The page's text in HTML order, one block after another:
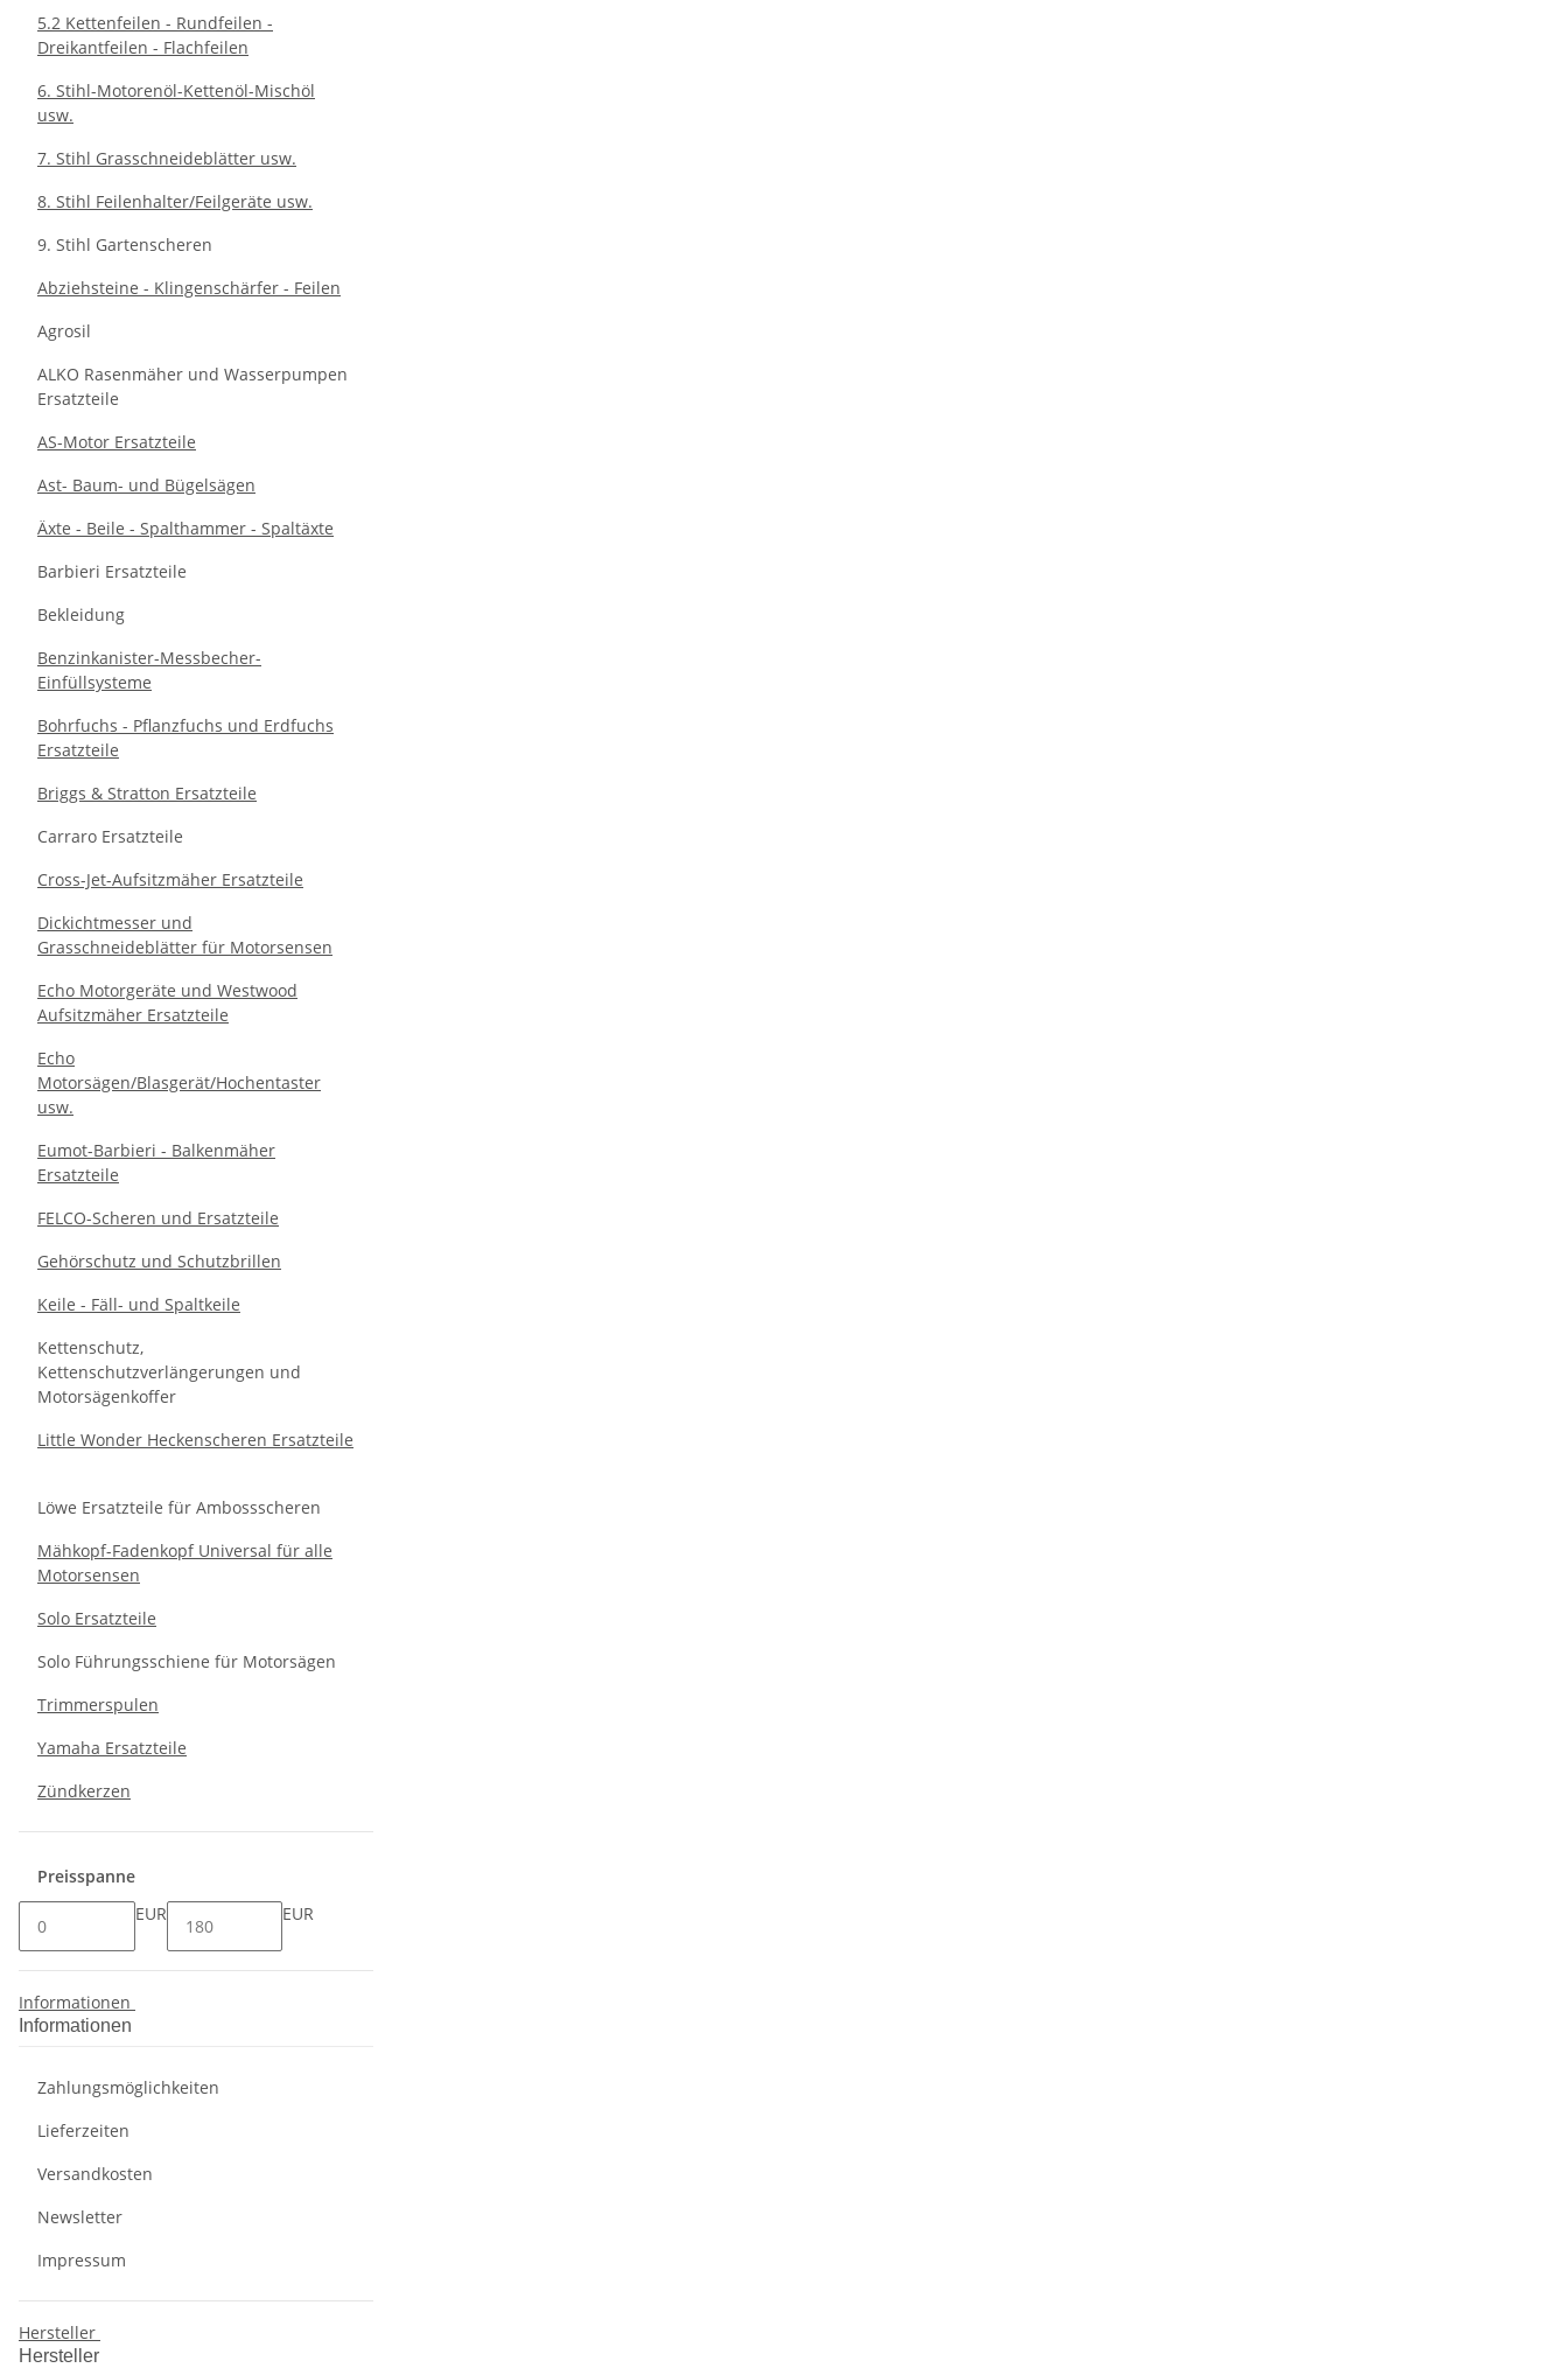
5.2 Kettenfeilen - Rundfeilen -
Dreikantfeilen - Flachfeilen
6. Stihl-Motorenöl-Kettenöl-Mischöl
usw.
7. Stihl Grasschneideblätter usw.
8. Stihl Feilenhalter/Feilgeräte usw.
9. Stihl Gartenscheren
Abziehsteine - Klingenschärfer - Feilen
Agrosil
ALKO Rasenmäher und Wasserpumpen
Ersatzteile
AS-Motor Ersatzteile
Ast- Baum- und Bügelsägen
Äxte - Beile - Spalthammer - Spaltäxte
Barbieri Ersatzteile
Bekleidung
Benzinkanister-Messbecher-
Einfüllsysteme
Bohrfuchs - Pflanzfuchs und Erdfuchs
Ersatzteile
Briggs & Stratton Ersatzteile
Carraro Ersatzteile
Cross-Jet-Aufsitzmäher Ersatzteile
Dickichtmesser und
Grasschneideblätter für Motorsensen
Echo Motorgeräte und Westwood
Aufsitzmäher Ersatzteile
Echo
Motorsägen/Blasgerät/Hochentaster
usw.
Eumot-Barbieri - Balkenmäher
Ersatzteile
FELCO-Scheren und Ersatzteile
Gehörschutz und Schutzbrillen
Keile - Fäll- und Spaltkeile
Kettenschutz,
Kettenschutzverlängerungen und
Motorsägenkoffer
Little Wonder Heckenscheren Ersatzteile
Löwe Ersatzteile für Ambossscheren
Mähkopf-Fadenkopf Universal für alle
Motorsensen
Solo Ersatzteile
Solo Führungsschiene für Motorsägen
Trimmerspulen
Yamaha Ersatzteile
Zündkerzen
Preisspanne
EUR
EUR
Informationen
Informationen
Zahlungsmöglichkeiten
Lieferzeiten
Versandkosten
Newsletter
Impressum
Hersteller
Hersteller